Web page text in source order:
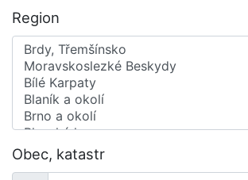
Region
Obec, katastr